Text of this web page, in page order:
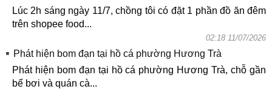
Lúc 2h sáng ngày 11/7, chồng tôi có đặt 1 phần đồ ăn đêm
trên shopee food...
02:18 11/07/2026
Phát hiện bom đạn tại hồ cá phường Hương Trà
Phát hiện bom đạn tại hồ cá phường Hương Trà, chỗ gần
bể bơi và quán cà...